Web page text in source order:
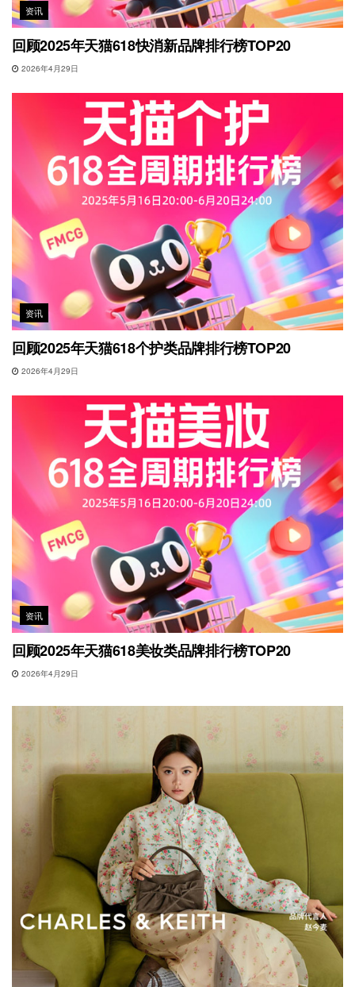
资讯
回顾2025年天猫618快消新品牌排行榜TOP20
2026年4月29日
资讯
回顾2025年天猫618个护类品牌排行榜TOP20
2026年4月29日
资讯
回顾2025年天猫618美妆类品牌排行榜TOP20
2026年4月29日